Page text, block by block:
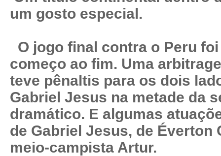
um gosto especial.
O jogo final contra o Peru
começo ao fim. Uma
teve pênaltis para os dois
Gabriel Jesus na metade da
dramático. E algumas
de Gabriel Jesus, de Éverton
meio-campista Artur.